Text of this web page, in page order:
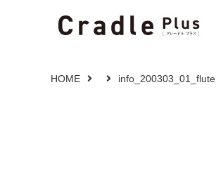
HOME info_200303_01_flute